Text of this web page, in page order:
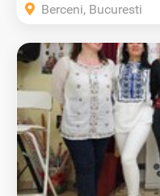
Berceni, Bucuresti